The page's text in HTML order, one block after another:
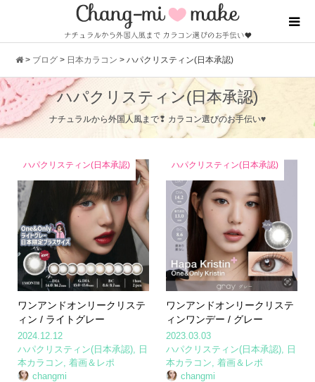
> ブログ > 日本カラコン >ハパクリスティン(日本承認)
ハパクリスティン(日本承認)
ナチュラルから外国人風まで❢ カラコン選びのお手伝い♥
ハパクリスティン(日本承認)
ワンアンドオンリークリステ
ィン / ライトグレー
2024.12.12
ハパクリスティン(日本承認),
日
本カラコン 着画＆レポ
changmi
ハパクリスティン(日本承認)
ワンアンドオンリークリステ
ィンワンデー / グレー
2023.03.03
ハパクリスティン(日本承認)
日
本カラコン ,着画＆レポ
changmi